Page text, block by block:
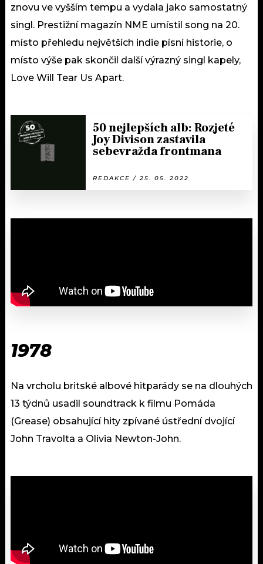
znovu ve vyšším tempu a vydala jako samostatný
singl. Prestižní magazín NME umístil song na 20.
místo přehledu největších indie písní historie, o
místo výše pak skončil další výrazný singl kapely,
Love Will Tear Us Apart.
50 nejlepších alb: Rozjeté
Joy Divison zastavila
sebevražda frontmana
REDAKCE / 25. 05. 2022
1978
Na vrcholu britské albové hitparády se na dlouhých
13 týdnů usadil soundtrack k filmu Pomáda
(Grease) obsahující hity zpívané ústřední dvojící
John Travolta a Olivia Newton-John.